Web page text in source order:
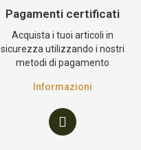
Pagamenti certificati
Acquista i tuoi articoli in
sicurezza utilizzando i nostri
metodi di pagamento
Informazioni